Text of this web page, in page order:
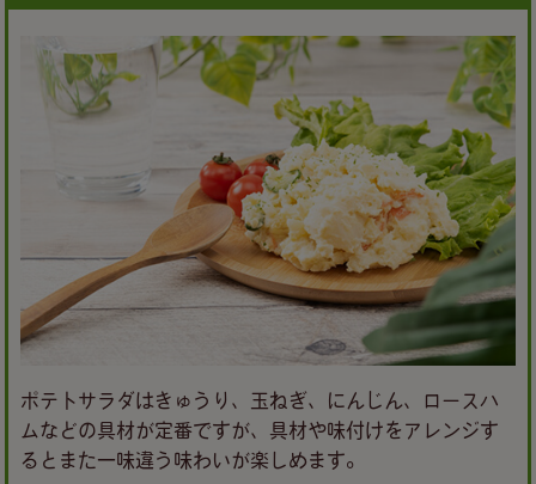
ポテトサラダはきゅうり、玉ねぎ、にんじん、ロースハ
ムなどの具材が定番ですが、具材や味付けをアレンジす
るとまた一味違う味わいが楽しめます。